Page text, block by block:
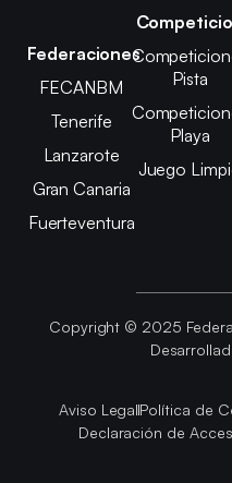
Federaciones
FECANBM
Tenerife
Lanzarote
Gran Canaria
Fuerteventura
Pista
Playa
Juego
Copyright © 2025
Aviso LegalPolítica de
Declaración de